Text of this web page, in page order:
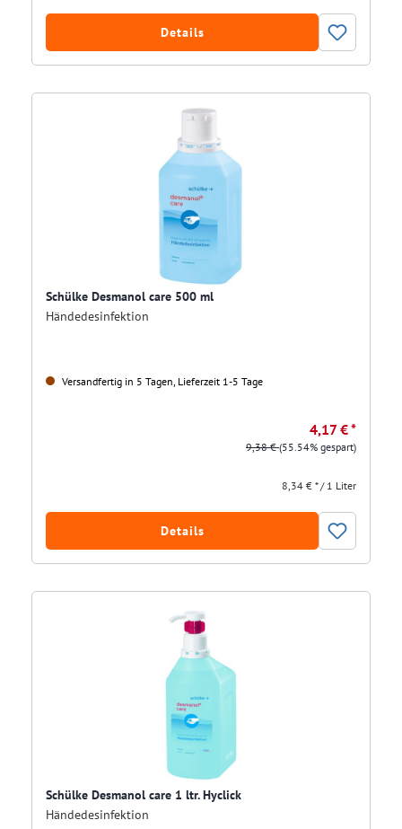
Details
Schülke Desmanol care 500 ml
Händedesinfektion
Versandfertig in 5 Tagen, Lieferzeit 1-5 Tage
4,17 € *
9,38 €(55.54% gespart)
8,34 € * / 1 Liter
Details
Schülke Desmanol care 1 ltr. Hyclick
Händedesinfektion